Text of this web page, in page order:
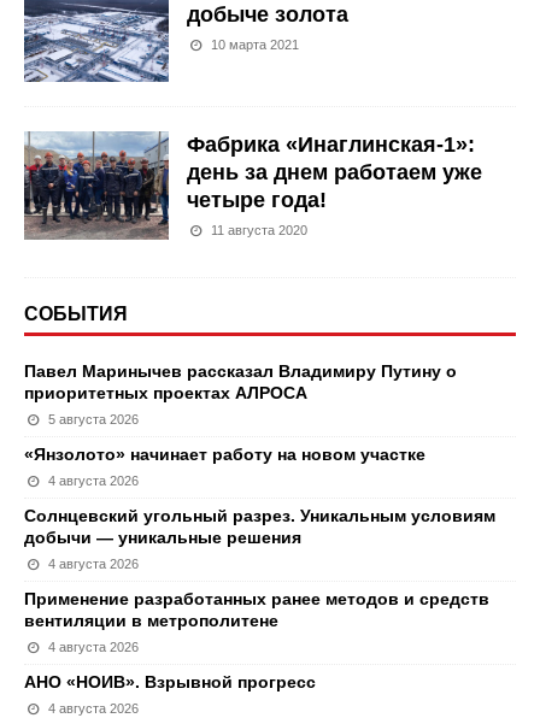
добыче золота
10 марта 2021
Фабрика «Инаглинская-1»:
день за днем работаем уже
четыре года!
11 августа 2020
СОБЫТИЯ
Павел Маринычев рассказал Владимиру Путину о
приоритетных проектах АЛРОСА
5 августа 2026
«Янзолото» начинает работу на новом участке
4 августа 2026
Солнцевский угольный разрез. Уникальным условиям
добычи — уникальные решения
4 августа 2026
Применение разработанных ранее методов и средств
вентиляции в метрополитене
4 августа 2026
АНО «НОИВ». Взрывной прогресс
4 августа 2026